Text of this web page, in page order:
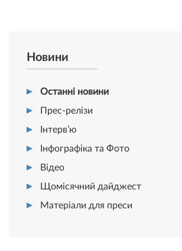
Новини
Останні новини
Прес-релізи
Інтерв’ю
Інфографіка та Фото
Відео
Щомісячний дайджест
Матеріали для преси